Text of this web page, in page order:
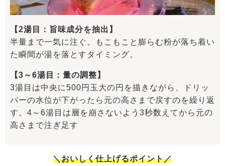
【2湯目：旨味成分を抽出】
半量まで一気に注ぐ。もこもこと膨らむ粉が落ち着い
た瞬間が湯を落とすタイミング。
【3～6湯目：量の調整】
3湯目は中央に500円玉大の円を描きながら、ドリッ
パーの水位が下がったら元の高さまで戻すのを繰り返
す。4～6湯目は層を崩さないよう3秒数えてから元の
高さまで注ぎ足す
＼おいしく仕上げるポイント／